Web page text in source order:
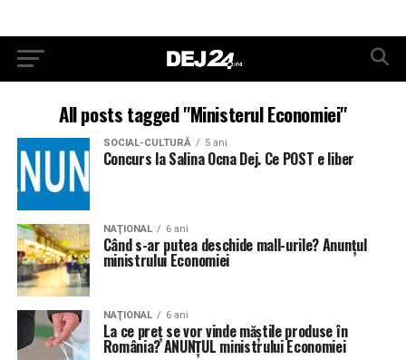
All posts tagged "Ministerul Economiei"
SOCIAL-CULTURĂ 5 ani
Concurs la Salina Ocna Dej. Ce POST e liber
NAŢIONAL 6 ani
Când s-ar putea deschide mall-urile? Anunțul
ministrului Economiei
NAŢIONAL 6 ani
La ce preț se vor vinde măştile produse în
România? ANUNȚUL ministrului Economiei